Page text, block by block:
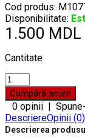
Cod produs:
Disponibilitate:
1.500 MDL
Cantitate
0 opinii |
DescriereOpinii (0)
Descrierea